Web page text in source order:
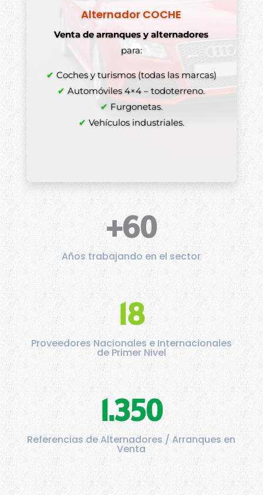
Alternador COCHE
Venta de arranques y alternadores
para:
✔ Coches y turismos (todas las marcas)
✔ Automóviles 4×4 – todoterreno.
✔ Furgonetas.
✔ Vehículos industriales.
+60
Años trabajando en el sector
18
Proveedores Nacionales e Internacionales
de Primer Nivel
1.350
Referencias de Alternadores / Arranques en
Venta